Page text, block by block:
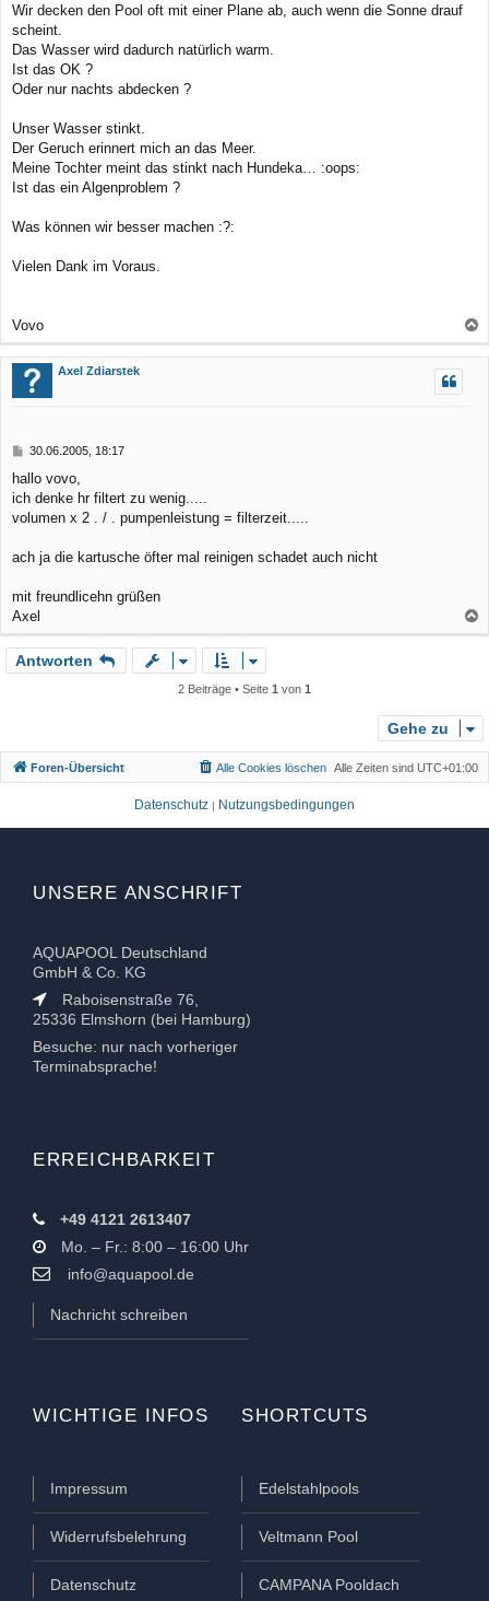
Wir decken den Pool oft mit einer Plane ab, auch wenn die Sonne drauf
scheint.
Das Wasser wird dadurch natürlich warm.
Ist das OK ?
Oder nur nachts abdecken ?
Unser Wasser stinkt.
Der Geruch erinnert mich an das Meer.
Meine Tochter meint das stinkt nach Hundeka… :oops:
Ist das ein Algenproblem ?
Was können wir besser machen :?:
Vielen Dank im Voraus.
Vovo
a
Axel Zdiarstek
B
i
t
r
30.06.2005, 18:17
hallo vovo,
ich denke hr filtert zu wenig.....
volumen x 2 . / . pumpenleistung = filterzeit.....
ach ja die kartusche öfter mal reinigen schadet auch nicht
mit freundlicehn grüßen
Axel
a
e
Antworten
2 Beiträge • Seite 1 von 1
Gehe zu
Foren-Übersicht Alle Zeiten sind UTC+01:00
Alle Cookies löschen
Datenschutz | Nutzungsbedingungen
UNSERE ANSCHRIFT
AQUAPOOL Deutschland
GmbH & Co. KG
Raboisenstraße 76,
25336 Elmshorn (bei Hamburg)
Besuche: nur nach vorheriger
Terminabsprache!
ERREICHBARKEIT
+49 4121 2613407
Mo. – Fr.: 8:00 – 16:00 Uhr
info@aquapool.de
Nachricht schreiben
WICHTIGE INFOS
Impressum
Widerrufsbelehrung
Datenschutz
SHORTCUTS
Edelstahlpools
Veltmann Pool
CAMPANA Pooldach